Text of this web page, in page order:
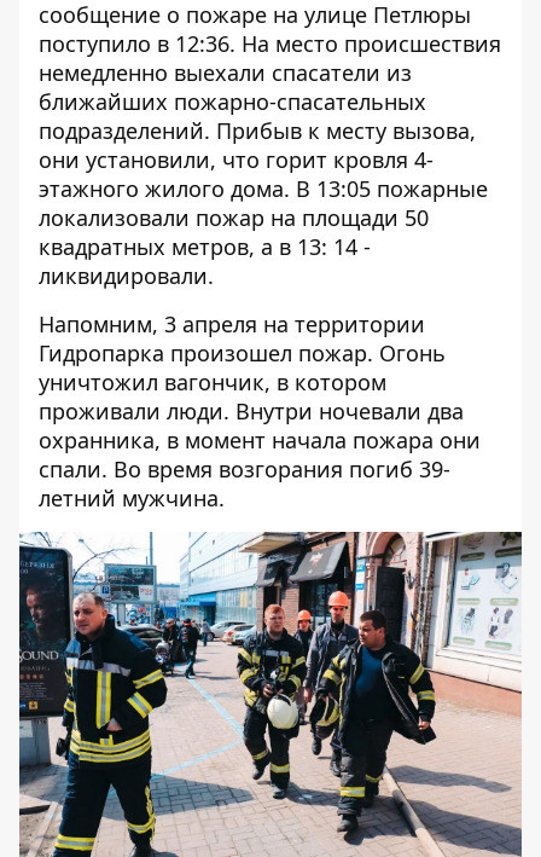
сообщение о пожаре на улице Петлюры
поступило в 12:36. На место происшествия
немедленно выехали спасатели из
ближайших пожарно-спасательных
подразделений. Прибыв к месту вызова,
они установили, что горит кровля 4-
этажного жилого дома. В 13:05 пожарные
локализовали пожар на площади 50
квадратных метров, а в 13: 14 -
ликвидировали.
Напомним, 3 апреля на территории
Гидропарка произошел пожар. Огонь
уничтожил вагончик, в котором
проживали люди. Внутри ночевали два
охранника, в момент начала пожара они
спали. Во время возгорания погиб 39-
летний мужчина.